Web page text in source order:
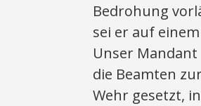
Bedrohung
sei er auf
Unser
die Beamten
Wehr gesetzt,